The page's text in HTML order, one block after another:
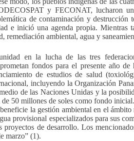
y FECONAT, lucharon
de contaminación y
e inició una agenda propia. Mientras
remediación ambiental, agua y
en la lucha de las tres
fondos para el presente año
de estudios de salud
incluyendo la Organización
de las Naciones Unidas y la
de 50 millones de soles como fondo
la gestión ambiental en el
provisional especializados para sus
proyectos de desarrollo. Los
marzo” (1).